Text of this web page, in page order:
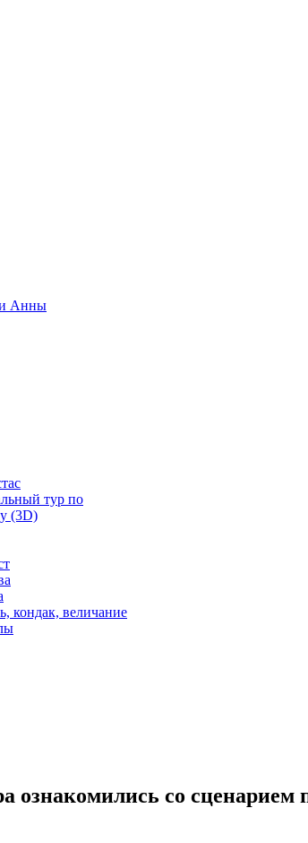
Анны
тур по
(3D)
кондак, величание
со сценарием